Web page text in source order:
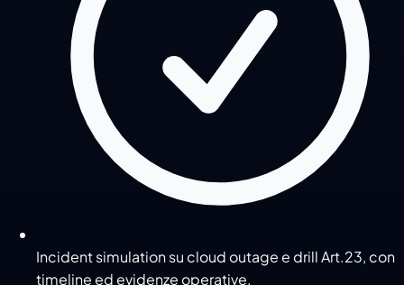
Incident simulation su cloud outage e drill Art.23, con
timeline ed evidenze operative.